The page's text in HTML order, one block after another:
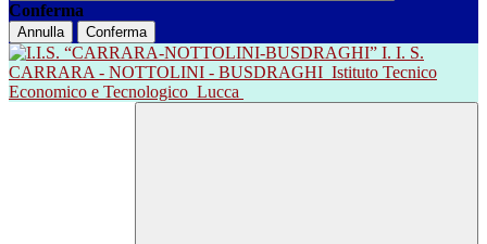
Conferma
Annulla Conferma
I. I. S.
CARRARA - NOTTOLINI - BUSDRAGHI Istituto Tecnico
Economico e Tecnologico Lucca